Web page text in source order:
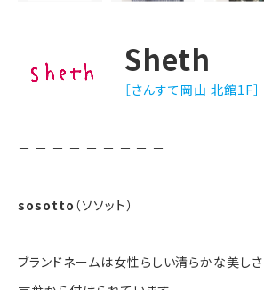
Sheth
［さんすて岡山 北館1F］
－ － － － － － － － －
sosotto （ソソット）
ブランドネームは女性らしい清らかな美しさ